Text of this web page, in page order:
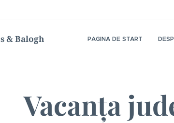
& Balogh PAGINA DE START
Vacanța